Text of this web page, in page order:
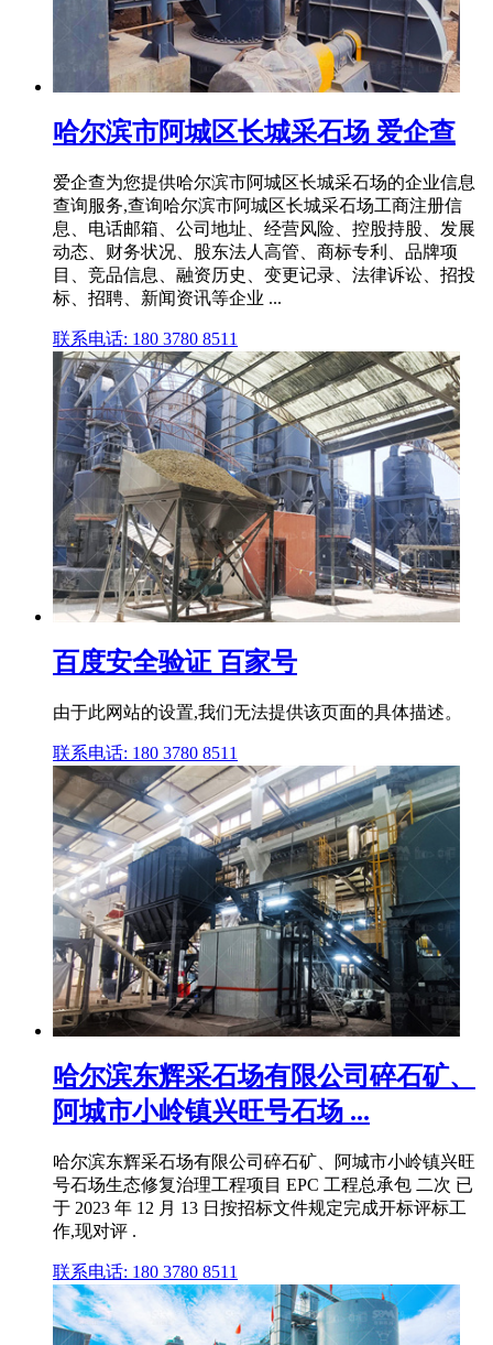
哈尔滨市阿城区长城采石场 爱企查
爱企查为您提供哈尔滨市阿城区长城采石场的企业信息
查询服务,查询哈尔滨市阿城区长城采石场工商注册信
息、电话邮箱、公司地址、经营风险、控股持股、发展
动态、财务状况、股东法人高管、商标专利、品牌项
目、竞品信息、融资历史、变更记录、法律诉讼、招投
标、招聘、新闻资讯等企业 ...
联系电话: 180 3780 8511
百度安全验证 百家号
由于此网站的设置,我们无法提供该页面的具体描述。
联系电话: 180 3780 8511
哈尔滨东辉采石场有限公司碎石矿、
阿城市小岭镇兴旺号石场 ...
哈尔滨东辉采石场有限公司碎石矿、阿城市小岭镇兴旺
号石场生态修复治理工程项目 EPC 工程总承包 二次 已
于 2023 年 12 月 13 日按招标文件规定完成开标评标工
作,现对评 .
联系电话: 180 3780 8511